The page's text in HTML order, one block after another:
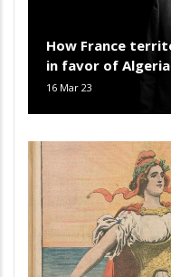
How France
in favor of Algeria
16 Mar 23